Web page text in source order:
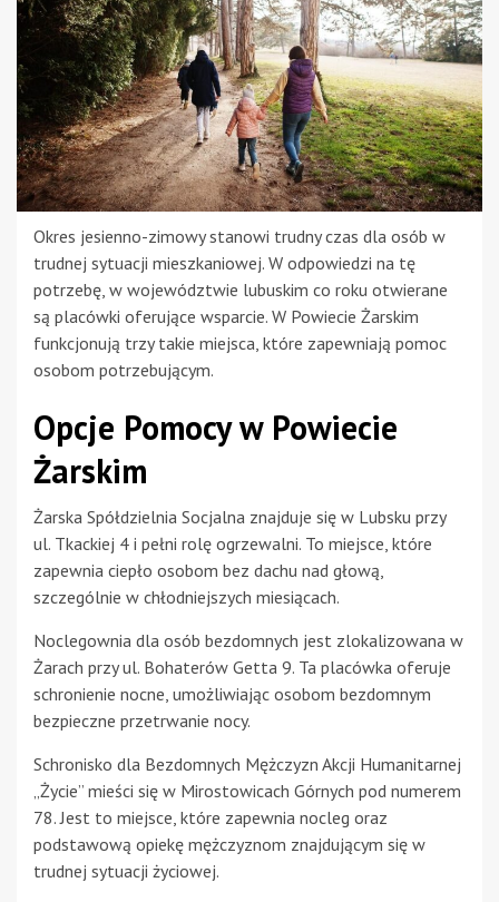
Okres jesienno-zimowy stanowi trudny czas dla osób w
trudnej sytuacji mieszkaniowej. W odpowiedzi na tę
potrzebę, w województwie lubuskim co roku otwierane
są placówki oferujące wsparcie. W Powiecie Żarskim
funkcjonują trzy takie miejsca, które zapewniają pomoc
osobom potrzebującym.
Opcje Pomocy w Powiecie
Żarskim
Żarska Spółdzielnia Socjalna znajduje się w Lubsku przy
ul. Tkackiej 4 i pełni rolę ogrzewalni. To miejsce, które
zapewnia ciepło osobom bez dachu nad głową,
szczególnie w chłodniejszych miesiącach.
Noclegownia dla osób bezdomnych jest zlokalizowana w
Żarach przy ul. Bohaterów Getta 9. Ta placówka oferuje
schronienie nocne, umożliwiając osobom bezdomnym
bezpieczne przetrwanie nocy.
Schronisko dla Bezdomnych Mężczyzn Akcji Humanitarnej
„Życie” mieści się w Mirostowicach Górnych pod numerem
78. Jest to miejsce, które zapewnia nocleg oraz
podstawową opiekę mężczyznom znajdującym się w
trudnej sytuacji życiowej.